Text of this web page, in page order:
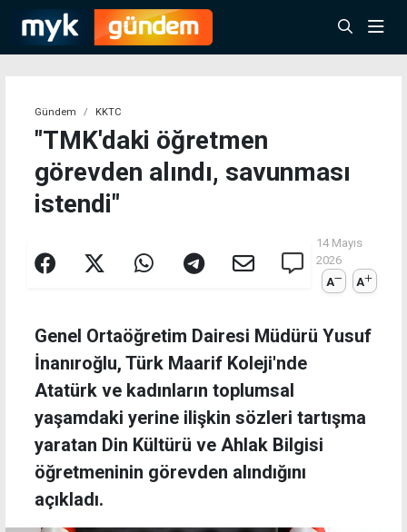
Gündem KKTC
"TMK'daki öğretmen
görevden alındı, savunması
istendi"
14 Mayıs
2026
A
A
Genel Ortaöğretim Dairesi Müdürü Yusuf
İnanıroğlu, Türk Maarif Koleji'nde
Atatürk ve kadınların toplumsal
yaşamdaki yerine ilişkin sözleri tartışma
yaratan Din Kültürü ve Ahlak Bilgisi
öğretmeninin görevden alındığını
açıkladı.